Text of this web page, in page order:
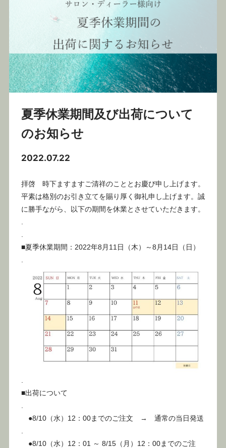
夏季休業期間及び出荷について
のお知らせ
2022.07.22
拝啓 時下ますますご清祥のこととお慶び申し上げます。
平素は格別のお引き立てを賜り厚く御礼申し上げます。誠
に勝手ながら、以下の期間を休業とさせていただきます。
.
.
■夏季休業期間：2022年8月11日（木）～8月14日（日）
.
■出荷について
●8/10（水）12：00までのご注文 → 通常の当日発送
●8/10（水）12：01 ～ 8/15（月）12：00までのご注